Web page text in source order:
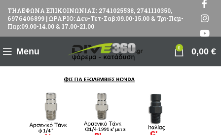
ΤΗΛΕΦΩΝΑ ΕΠΙΚΟΙΝΩΝΙΑΣ: 2741025538, 2741110350,
6976406899 | ΩΡΑΡΙΟ: Δευ-Τετ-Σαβ:09.00-15.00 & Τρι-Πεμ-
Παρ:09.00-14.00 & 17.00-21.00
Menu 0 0,00 €